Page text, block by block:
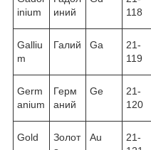
inium
иний
118
Galliu
m
Галий Ga
21-
119
Germ
anium
Герм
аний
Ge
21-
120
Gold
Золот
Au
21-